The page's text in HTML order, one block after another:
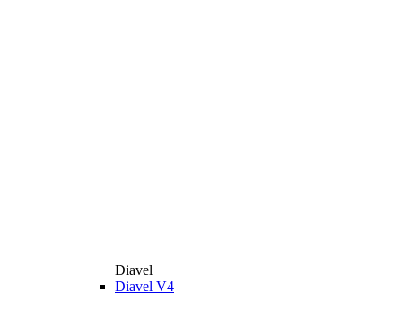
Diavel
Diavel V4